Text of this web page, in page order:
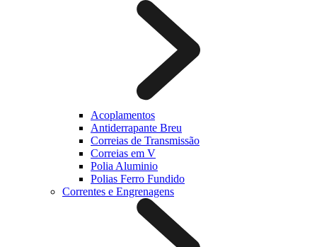
Acoplamentos
Antiderrapante Breu
Correias de Transmissão
Correias em V
Polia Aluminio
Polias Ferro Fundido
Correntes e Engrenagens